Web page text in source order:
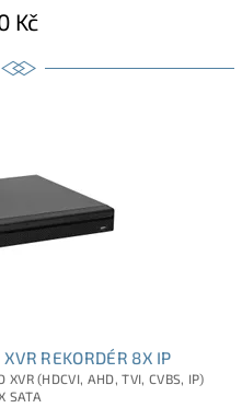
Kč
REKORDÉR 8X IP
XVR (HDCVI, AHD, TVI, CVBS, IP)
SATA